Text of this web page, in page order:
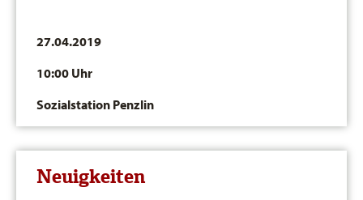
27.04.2019
10:00 Uhr
Sozialstation Penzlin
Neuigkeiten